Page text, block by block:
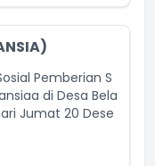
Pemberian S
di Desa Bela
Jumat 20 Dese